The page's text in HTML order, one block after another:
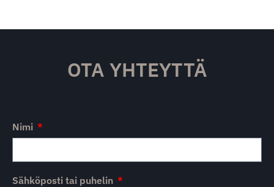
OTA YHTEYTTÄ
Nimi
Sähköposti tai puhelin